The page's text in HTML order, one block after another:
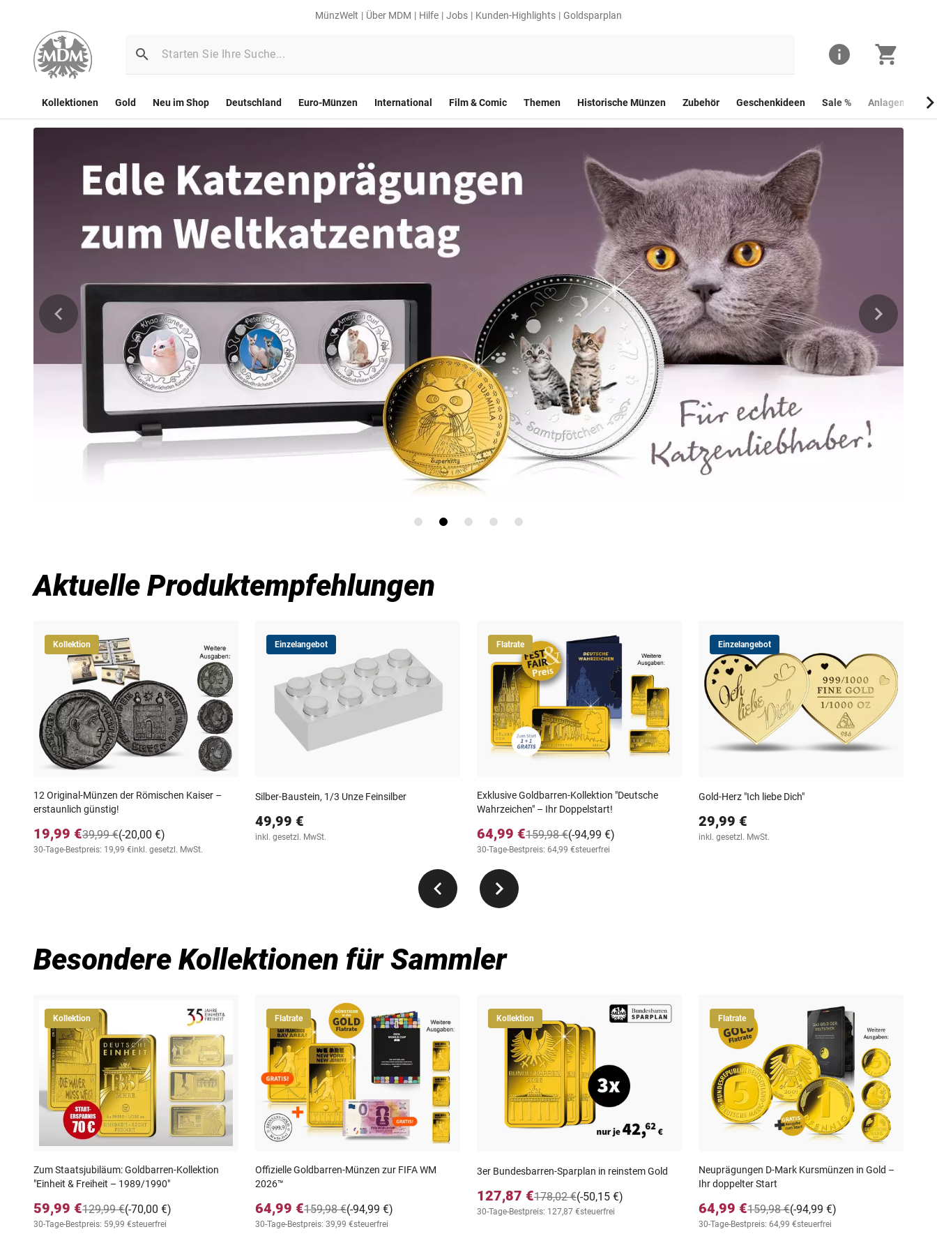
MünzWelt Über MDM Hilfe Jobs Kunden-Highlights Goldsparplan
Kollektionen Gold Neu im Shop Deutschland Euro-Münzen International Film & Comic Themen Historische Münzen Zubehör Geschenkideen Sale % Anlagemünzen
Aktuelle Produktempfehlungen
Kollektion
12 Original-Münzen der Römischen Kaiser –
erstaunlich günstig!
19,99 € (-20,00 €)
39,99 €
30-Tage-Bestpreis: 19,99 €inkl. gesetzl. MwSt.
Einzelangebot
Silber-Baustein, 1/3 Unze Feinsilber
49,99 €
inkl. gesetzl. MwSt.
Flatrate
Exklusive Goldbarren-Kollektion ″Deutsche
Wahrzeichen″ – Ihr Doppelstart!
64,99 € (-94,99 €)
159,98 €
30-Tage-Bestpreis: 64,99 €steuerfrei
Einzelangebot
Gold-Herz "Ich liebe Dich"
29,99 €
inkl. gesetzl. MwSt.
Besondere Kollektionen für Sammler
Kollektion
Zum Staatsjubiläum: Goldbarren-Kollektion
"Einheit & Freiheit – 1989/1990"
59,99 € (-70,00 €)
129,99 €
30-Tage-Bestpreis: 59,99 €steuerfrei
Flatrate
Offizielle Goldbarren-Münzen zur FIFA WM
2026™
64,99 € (-94,99 €)
159,98 €
30-Tage-Bestpreis: 39,99 €steuerfrei
Kollektion
3er Bundesbarren-Sparplan in reinstem Gold
127,87 € (-50,15 €)
178,02 €
30-Tage-Bestpreis: 127,87 €steuerfrei
Flatrate
Neuprägungen D-Mark Kursmünzen in Gold –
Ihr doppelter Start
64,99 € (-94,99 €)
159,98 €
30-Tage-Bestpreis: 64,99 €steuerfrei